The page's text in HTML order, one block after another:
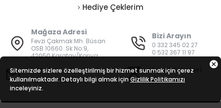
Hediye Çeklerim
Mağaza Adresi
Fevzi Çakmak Mh. Büsan
OSB 10660. Sk No:9,
42050 Karatay/Konya
Bizi Arayın
0 332 345 02 27
0 532 367 11 97
E-Posta
bilgi@vatanisguvenligi.com
Mesai Saatleri
08:00 - 19:00
Sitemizde sizlere özelleştirilmiş bir hizmet sunmak için çerez
kullanılmaktadır. Detaylı bilgi almak için Gizlilik Politikamızı
inceleyiniz.